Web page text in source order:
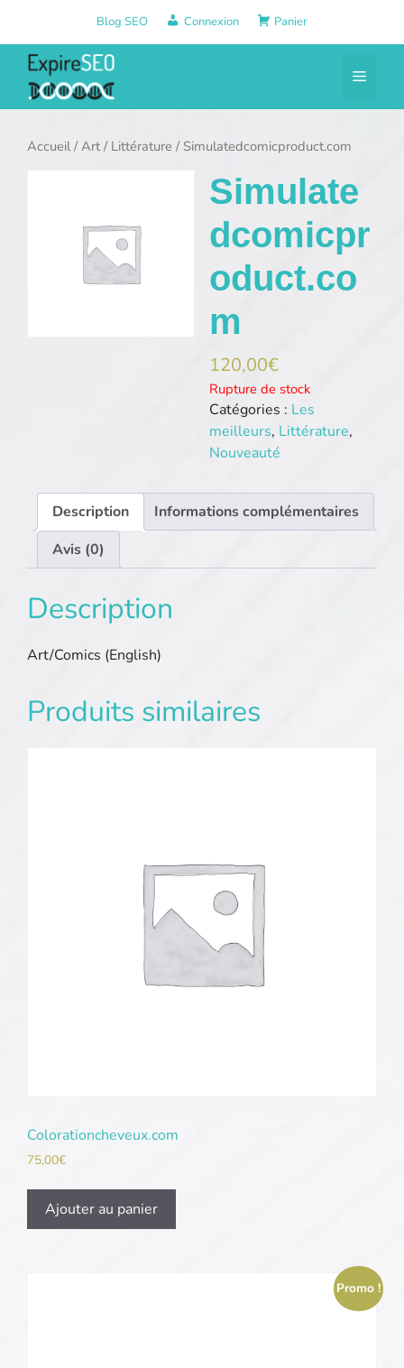
contenu
Blog SEO Connexion Panier
Menu
Accueil/Art / Littérature / Simulatedcomicproduct.com
Simulate
dcomicpr
oduct.co
m
120,00€
Rupture de stock
Catégories : Les
meilleurs, Littérature,
Nouveauté
Description
Informations complémentaires
Avis (0)
Description
Art/Comics (English)
Produits similaires
Colorationcheveux.com
75,00€
Ajouter au panier
Promo !